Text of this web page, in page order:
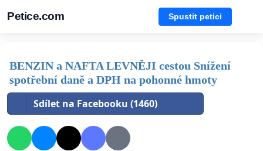
Petice.com Spustit petici
BENZIN a NAFTA LEVNĚJI cestou Snížení
spotřební daně a DPH na pohonné hmoty
Sdílet na Facebooku (1460)